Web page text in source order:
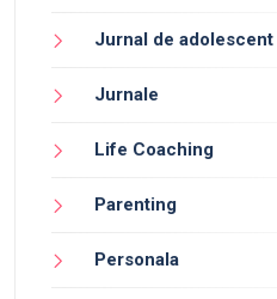
Jurnal de adolescent
Jurnale
Life Coaching
Parenting
Personala